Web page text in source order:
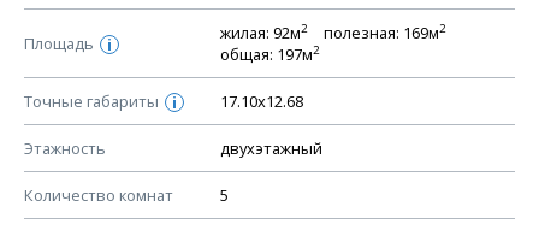
Площадь i
жилая: 92м2 полезная: 169м2
общая: 197м2
Точные габариты i 17.10х12.68
Этажность двухэтажный
Количество комнат 5
Спецификация материалов стен
Схема расположения лаг чердака (если есть)
Схема расположения элементов стропил
Спецификация элементов стропил
Устройство стропильной системы
Узлы устройства кровли